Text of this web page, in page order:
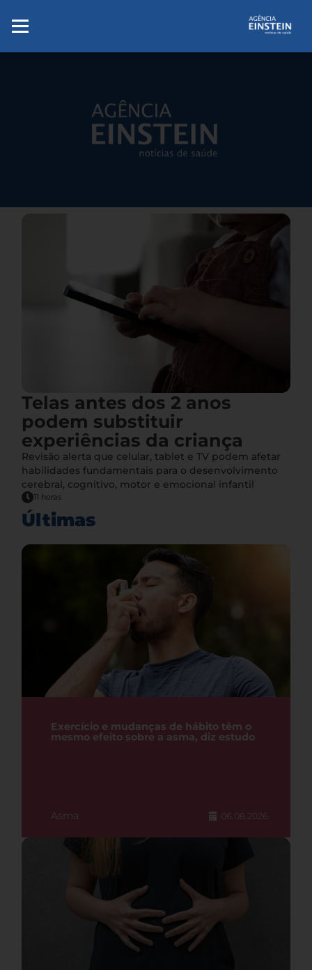
Telas antes dos 2 anos
podem substituir
experiências da criança
Revisão alerta que celular, tablet e TV podem afetar
habilidades fundamentais para o desenvolvimento
cerebral, cognitivo, motor e emocional infantil
11 horas
Últimas
Exercício e mudanças de hábito têm o
mesmo efeito sobre a asma, diz estudo
Asma 06.08.2026